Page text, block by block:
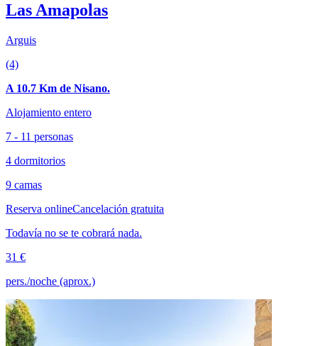
Las Amapolas
Arguis
(4)
A 10.7 Km de Nisano.
Alojamiento entero
7 - 11 personas
4 dormitorios
9 camas
Reserva onlineCancelación gratuita
Todavía no se te cobrará nada.
31 €
pers./noche (aprox.)